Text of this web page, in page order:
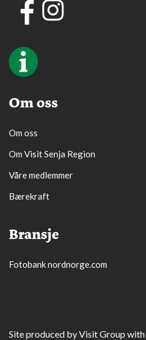
Om oss
Om oss
Om Visit Senja Region
Våre medlemmer
Bærekraft
Bransje
Fotobank nordnorge.com
Site produced byVisit Group with